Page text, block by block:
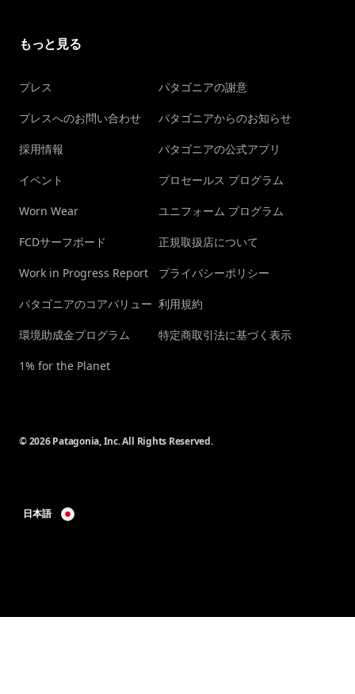
もっと見る
プレス
プレスへのお問い合わせ
採用情報
イベント
Worn Wear
FCDサーフボード
Work in Progress Report
パタゴニアのコアバリュー
環境助成金プログラム
1% for the Planet
パタゴニアの謝意
パタゴニアからのお知らせ
パタゴニアの公式アプリ
プロセールス プログラム
ユニフォーム プログラム
正規取扱店について
プライバシーポリシー
利用規約
特定商取引法に基づく表示
© 2026 Patagonia, Inc. All Rights Reserved.
日本語